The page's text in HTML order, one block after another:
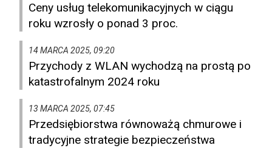
Ceny usług telekomunikacyjnych w ciągu
roku wzrosły o ponad 3 proc.
14 MARCA 2025, 09:20
Przychody z WLAN wychodzą na prostą po
katastrofalnym 2024 roku
13 MARCA 2025, 07:45
Przedsiębiorstwa równoważą chmurowe i
tradycyjne strategie bezpieczeństwa